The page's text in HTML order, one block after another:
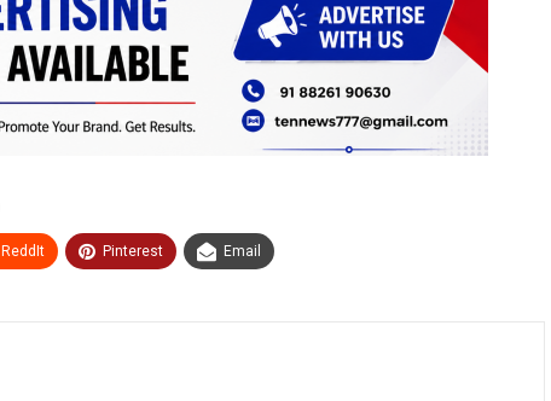
ReddIt Pinterest Email